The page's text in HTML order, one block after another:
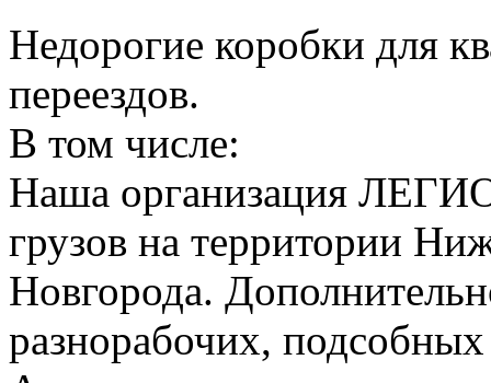
Недорогие коробки для
переездов.
В том числе:
Наша организация
грузов на территории
Новгорода.
разнорабочих,